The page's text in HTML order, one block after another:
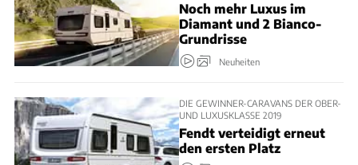
Noch mehr Luxus im
Diamant und 2 Bianco-
Grundrisse
Neuheiten
DIE GEWINNER-CARAVANS DER OBER-
UND LUXUSKLASSE 2019
Fendt verteidigt erneut
den ersten Platz